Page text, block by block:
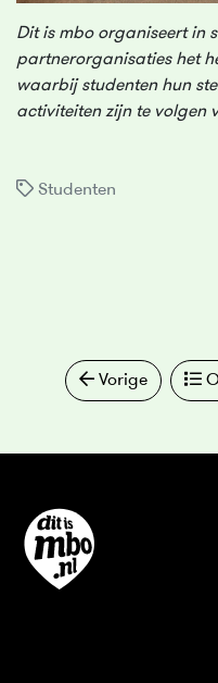
Dit is mbo organiseert in
partnerorganisaties het
waarbij studenten hun
activiteiten zijn te volgen
Studenten
Vorige